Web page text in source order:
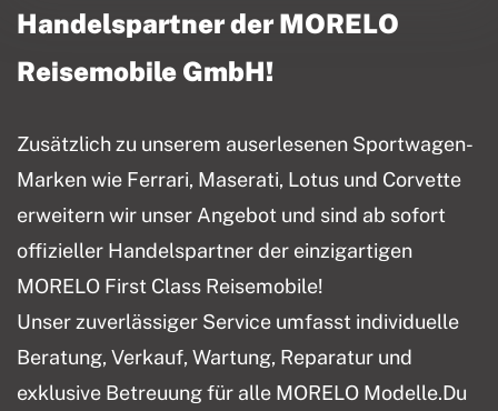
Handelspartner der MORELO
Reisemobile GmbH!
Zusätzlich zu unserem auserlesenen Sportwagen-
Marken wie Ferrari, Maserati, Lotus und Corvette
erweitern wir unser Angebot und sind ab sofort
offizieller Handelspartner der einzigartigen
MORELO First Class Reisemobile!
Unser zuverlässiger Service umfasst individuelle
Beratung, Verkauf, Wartung, Reparatur und
exklusive Betreuung für alle MORELO Modelle.Du